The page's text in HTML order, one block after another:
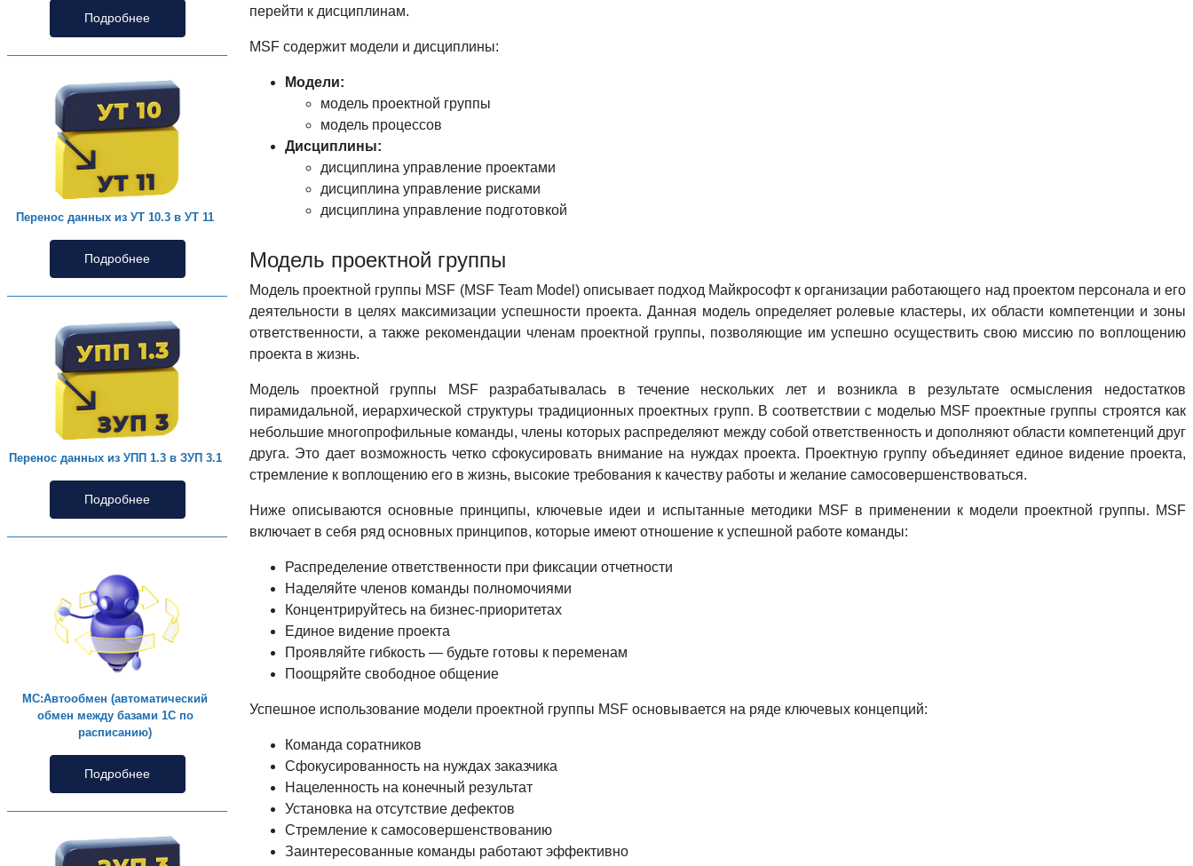
Подробнее
Перенос данных из УТ 10.3 в УТ 11
Подробнее
Перенос данных из УПП 1.3 в ЗУП 3.1
Подробнее
МС:Автообмен (автоматический
обмен между базами 1С по
расписанию)
Подробнее
перейти к дисциплинам.
MSF содержит модели и дисциплины:
Модели:
модель проектной группы
модель процессов
Дисциплины:
дисциплина управление проектами
дисциплина управление рисками
дисциплина управление подготовкой
Модель проектной группы
Модель проектной группы MSF (MSF Team Model) описывает подход Майкрософт к организации работающего над проектом персонала и его
деятельности в целях максимизации успешности проекта. Данная модель определяет ролевые кластеры, их области компетенции и зоны
ответственности, а также рекомендации членам проектной группы, позволяющие им успешно осуществить свою миссию по воплощению
проекта в жизнь.
Модель проектной группы MSF разрабатывалась в течение нескольких лет и возникла в результате осмысления недостатков
пирамидальной, иерархической структуры традиционных проектных групп. В соответствии с моделью MSF проектные группы строятся как
небольшие многопрофильные команды, члены которых распределяют между собой ответственность и дополняют области компетенций друг
друга. Это дает возможность четко сфокусировать внимание на нуждах проекта. Проектную группу объединяет единое видение проекта,
стремление к воплощению его в жизнь, высокие требования к качеству работы и желание самосовершенствоваться.
Ниже описываются основные принципы, ключевые идеи и испытанные методики MSF в применении к модели проектной группы. MSF
включает в себя ряд основных принципов, которые имеют отношение к успешной работе команды:
Распределение ответственности при фиксации отчетности
Наделяйте членов команды полномочиями
Концентрируйтесь на бизнес-приоритетах
Единое видение проекта
Проявляйте гибкость — будьте готовы к переменам
Поощряйте свободное общение
Успешное использование модели проектной группы MSF основывается на ряде ключевых концепций:
Команда соратников
Сфокусированность на нуждах заказчика
Нацеленность на конечный результат
Установка на отсутствие дефектов
Стремление к самосовершенствованию
Заинтересованные команды работают эффективно